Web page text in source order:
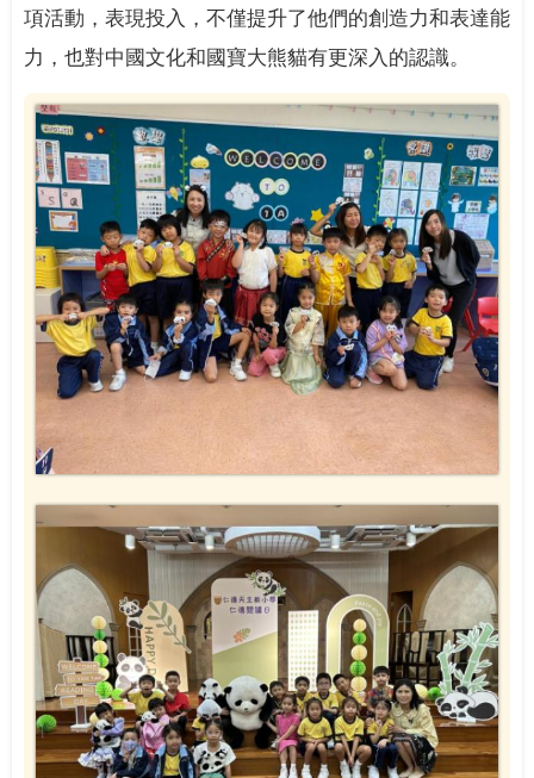
項活動，表現投入，不僅提升了他們的創造力和表達能
力，也對中國文化和國寶大熊貓有更深入的認識。